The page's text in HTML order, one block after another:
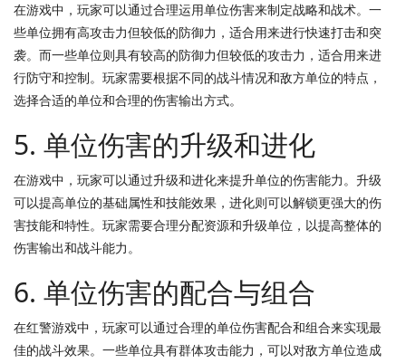
在游戏中，玩家可以通过合理运用单位伤害来制定战略和战术。一
些单位拥有高攻击力但较低的防御力，适合用来进行快速打击和突
袭。而一些单位则具有较高的防御力但较低的攻击力，适合用来进
行防守和控制。玩家需要根据不同的战斗情况和敌方单位的特点，
选择合适的单位和合理的伤害输出方式。
5. 单位伤害的升级和进化
在游戏中，玩家可以通过升级和进化来提升单位的伤害能力。升级
可以提高单位的基础属性和技能效果，进化则可以解锁更强大的伤
害技能和特性。玩家需要合理分配资源和升级单位，以提高整体的
伤害输出和战斗能力。
6. 单位伤害的配合与组合
在红警游戏中，玩家可以通过合理的单位伤害配合和组合来实现最
佳的战斗效果。一些单位具有群体攻击能力，可以对敌方单位造成